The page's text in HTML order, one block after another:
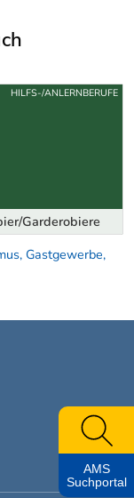
Garderobiere
HILFS-/ANLERNBERUFE
Gastgewerbe,
AMS
Suchportal